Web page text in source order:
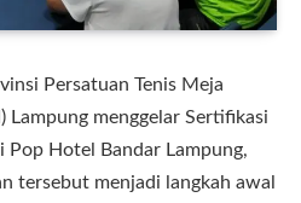
Persatuan Tenis Meja
Lampung menggelar Sertifikasi
Pop Hotel Bandar Lampung,
tersebut menjadi langkah awal